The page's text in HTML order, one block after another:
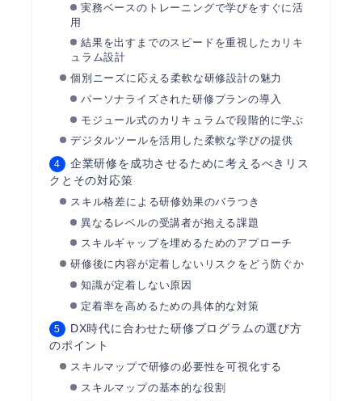
実務ベースのトレーニングで学びをすぐに活
用
結果を出すまでのスピードを重視したカリキ
ュラム設計
個別ニーズに応える柔軟な研修設計の魅力
パーソナライズされた研修プランの導入
モジュール式のカリキュラムで段階的に学ぶ
デジタルツールを活用した柔軟な学びの提供
企業研修を成功させるために考えるべきリス
クとその対応策
スキル格差による研修効果のバラつき
異なるレベルの受講者が抱える課題
スキルギャップを埋めるためのアプローチ
研修後に内容が定着しないリスクをどう防ぐか
知識が定着しない原因
定着率を高めるための具体的な対策
DX時代に合わせた研修プログラムの選び方
のポイント
スキルマップで研修の必要性を可視化する
スキルマップの基本的な役割